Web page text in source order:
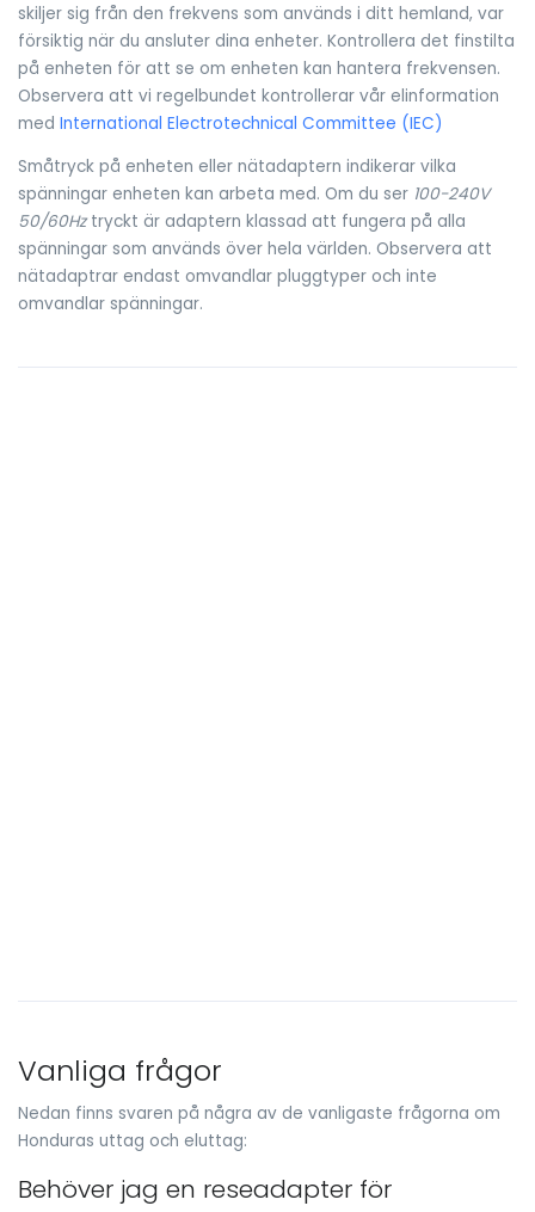
skiljer sig från den frekvens som används i ditt hemland, var
försiktig när du ansluter dina enheter. Kontrollera det finstilta
på enheten för att se om enheten kan hantera frekvensen.
Observera att vi regelbundet kontrollerar vår elinformation
med International Electrotechnical Committee (IEC)
Småtryck på enheten eller nätadaptern indikerar vilka
spänningar enheten kan arbeta med. Om du ser 100-240V
50/60Hztryckt är adaptern klassad att fungera på alla
spänningar som används över hela världen. Observera att
nätadaptrar endast omvandlar pluggtyper och inte
omvandlar spänningar.
Vanliga frågor
Nedan finns svaren på några av de vanligaste frågorna om
Honduras uttag och eluttag:
Behöver jag en reseadapter för